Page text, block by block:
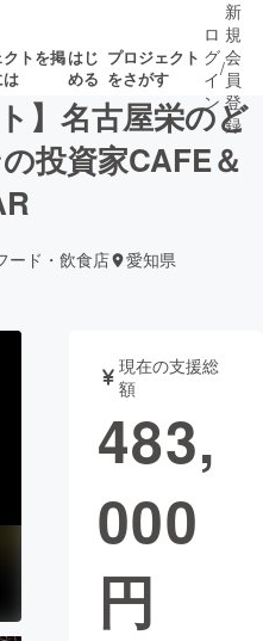
トを掲はじ
める
プロジェクト
をさがす
募集終了が近いプ
ット
書籍・雑誌
チャレンジ
ロ
グ
イ
ン
/
新
規
会
員
登
録
】名古屋栄のど
投資家CAFE＆
ード・飲食店 愛知県
現在の支援総
額
483,
000
円